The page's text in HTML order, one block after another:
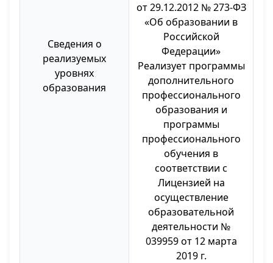
Сведения о
реализуемых
уровнях
образования
от 29.12.2012 № 273-ФЗ
«Об образовании в
Российской
Федерации»
Реализует программы
дополнительного
профессионального
образования и
программы
профессионального
обучения в
соответствии с
Лицензией на
осуществление
образовательной
деятельности №
039959 от 12 марта
2019 г.